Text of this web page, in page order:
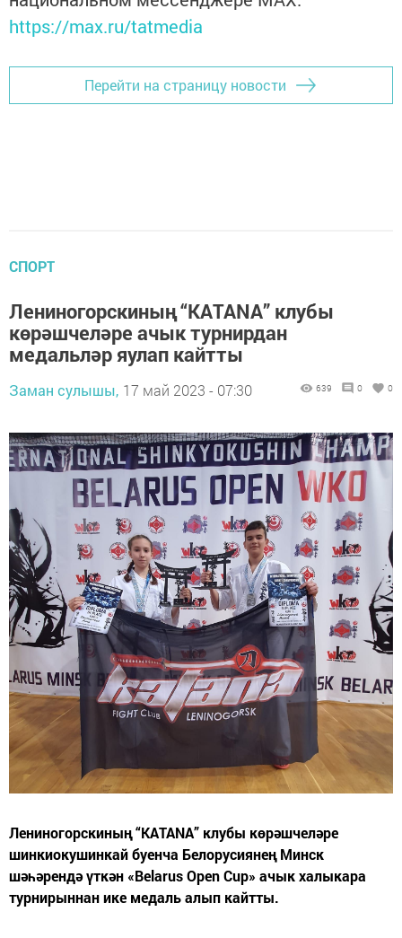
https://max.ru/tatmedia
Перейти на страницу новости
СПОРТ
Лениногорскиның “КАТАNА” клубы
көрәшчеләре ачык турнирдан
медальләр яулап кайтты
Заман сулышы, 17 май 2023 - 07:30 639 0 0
Лениногорскиның “КАТАNА” клубы көрәшчеләре
шинкиокушинкай буенча Белорусиянең Минск
шәһәрендә үткән «Belarus Open Cup» ачык халыкара
турнирыннан ике медаль алып кайтты.